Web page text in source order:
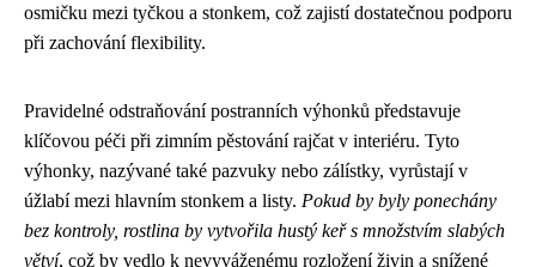
osmičku mezi tyčkou a stonkem, což zajistí dostatečnou podporu
při zachování flexibility.
Pravidelné odstraňování postranních výhonků představuje
klíčovou péči při zimním pěstování rajčat v interiéru. Tyto
výhonky, nazývané také pazvuky nebo zálístky, vyrůstají v
úžlabí mezi hlavním stonkem a listy. Pokud by byly ponechány
bez kontroly, rostlina by vytvořila hustý keř s množstvím slabých
větví, což by vedlo k nevyváženému rozložení živin a snížené